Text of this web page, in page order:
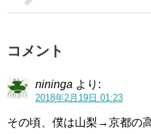
コメント
nininga より:
2018年2月19日 01:23
その頃、僕は山梨→京都の